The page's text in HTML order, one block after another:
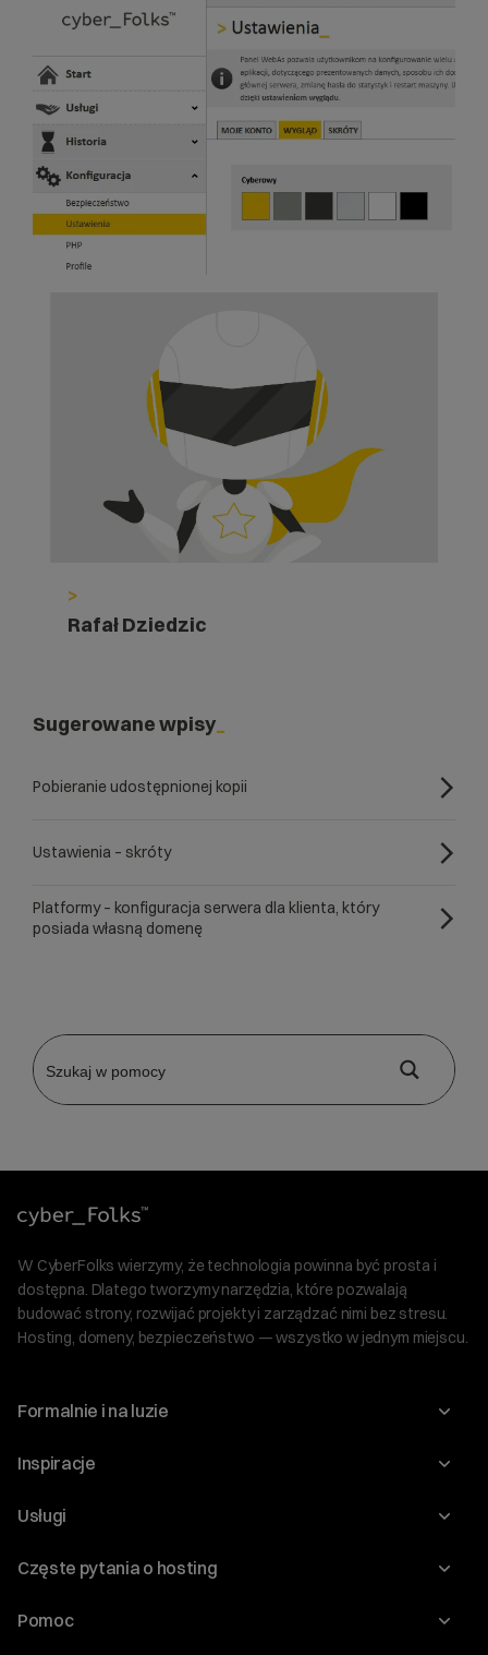
>
Rafał Dziedzic
Sugerowane wpisy
Pobieranie udostępnionej kopii
Ustawienia – skróty
Platformy – konfiguracja serwera dla klienta, który
posiada własną domenę
W CyberFolks wierzymy, że technologia powinna być prosta i
dostępna. Dlatego tworzymy narzędzia, które pozwalają
budować strony, rozwijać projekty i zarządzać nimi bez stresu.
Hosting, domeny, bezpieczeństwo — wszystko w jednym miejscu.
Formalnie i na luzie
O nas
Program Korzyści dla Inwestorów
Regulaminy i specyfikacje
Inspiracje
Blog
WordPress
Audyt stron
Usługi
Domeny
Częste pytania o hosting
Jak przenieść stronę?
Pomoc